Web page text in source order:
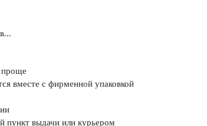
проще
вместе c фирменной упаковкой
пункт выдачи или курьером